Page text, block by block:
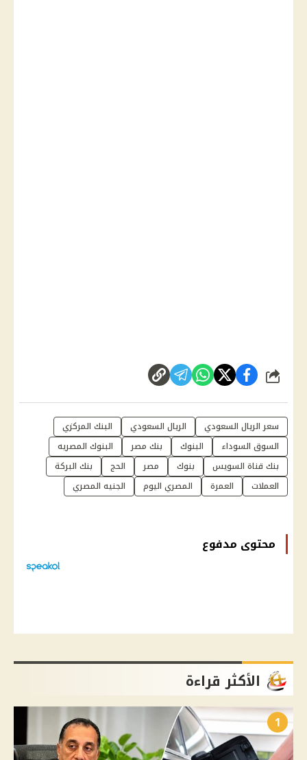
شارك
سعر الريال السعودي الريال السعودي
البنك المركزي
السوق السوداء
البنوك بنك مصر
البنوك المصريه
بنك قناة السويس
بنوك مصر الحج
بنك البركة
العملات
العمرة المصري اليوم الجنيه المصري
محتوى مدفوع
الأكثر قراءة
1